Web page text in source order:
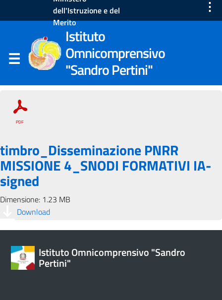
dell'Istruzione e del
Merito
⋮
Istituto
Omnicomprensivo
"Sandro Pertini"
timbro_Disseminazione PNRR
MISSIONE 4_SNODI FORMATIVI IA-
signed
Dimensione: 1.23 MB
Download
Istituto Omnicomprensivo "Sandro
Pertini"